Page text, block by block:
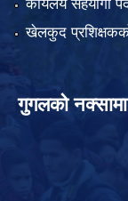
कार्यलय सहयोगी
खेलकुद
गुगलको नक्सामा